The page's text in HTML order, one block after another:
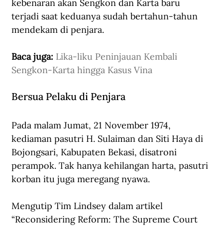
kebenaran akan Sengkon dan Karta baru
terjadi saat keduanya sudah bertahun-tahun
mendekam di penjara.
Baca juga: Lika-liku Peninjauan Kembali
Sengkon-Karta hingga Kasus Vina
Bersua Pelaku di Penjara
Pada malam Jumat, 21 November 1974,
kediaman pasutri H. Sulaiman dan Siti Haya di
Bojongsari, Kabupaten Bekasi, disatroni
perampok. Tak hanya kehilangan harta, pasutri
korban itu juga meregang nyawa.
Mengutip Tim Lindsey dalam artikel
“Reconsidering Reform: The Supreme Court